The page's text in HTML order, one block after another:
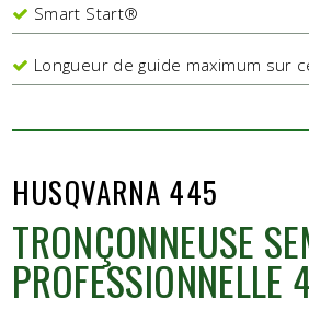
Smart Start®
Longueur de guide maximum sur
HUSQVARNA 445
TRONÇONNEUSE